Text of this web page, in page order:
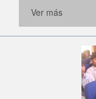
Ver más